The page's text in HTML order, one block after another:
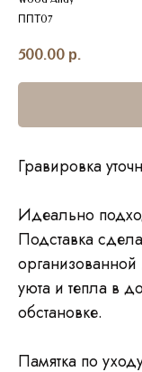
ППТ07
500.00 р.
Гравировка
Идеально
Подставка
уюта и тепла в
обстановке.
Памятка по